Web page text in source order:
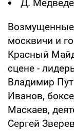
Д.
Возмущенные
москвичи и
Красный
сцене -
Владимир
Иванов,
Маскаев,
Сергей